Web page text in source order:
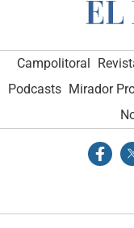
Campolitoral
Podcasts Mirador